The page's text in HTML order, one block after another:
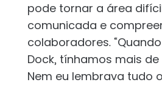
pode tornar a área
comunicada e
colaboradores.
Dock, tínhamos mais
Nem eu lembrava tudo